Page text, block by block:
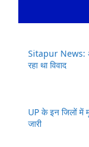
Sitapur News:
रहा था विवाद
UP के इन जिलों में
जारी